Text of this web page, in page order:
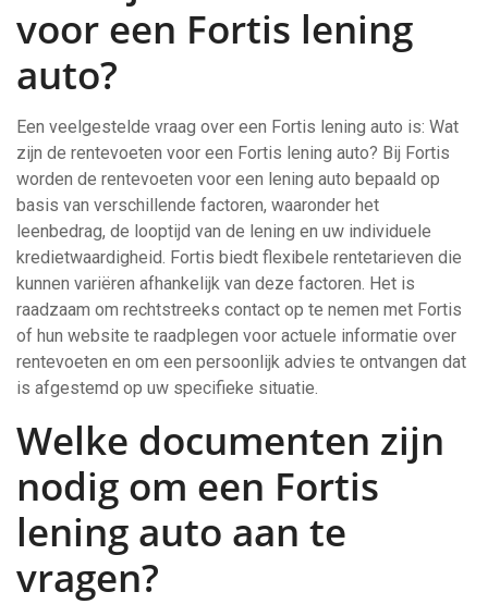
voor een Fortis lening
auto?
Een veelgestelde vraag over een Fortis lening auto is: Wat
zijn de rentevoeten voor een Fortis lening auto? Bij Fortis
worden de rentevoeten voor een lening auto bepaald op
basis van verschillende factoren, waaronder het
leenbedrag, de looptijd van de lening en uw individuele
kredietwaardigheid. Fortis biedt flexibele rentetarieven die
kunnen variëren afhankelijk van deze factoren. Het is
raadzaam om rechtstreeks contact op te nemen met Fortis
of hun website te raadplegen voor actuele informatie over
rentevoeten en om een persoonlijk advies te ontvangen dat
is afgestemd op uw specifieke situatie.
Welke documenten zijn
nodig om een Fortis
lening auto aan te
vragen?